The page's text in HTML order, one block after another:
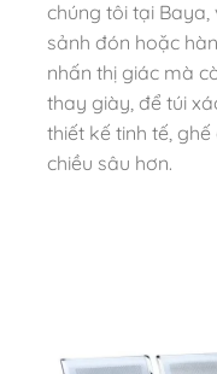
chúng tôi tại
sảnh đón hoặc
nhấn thị giác mà
thay giày, để túi
thiết kế tinh tế,
chiều sâu hơn.